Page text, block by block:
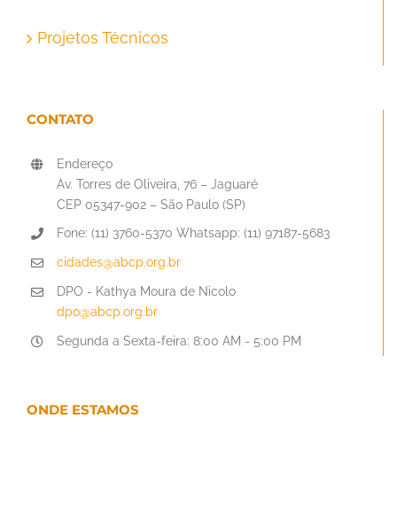
Projetos Técnicos
CONTATO
Endereço
Av. Torres de Oliveira, 76 – Jaguaré
CEP 05347-902 – São Paulo (SP)
Fone: (11) 3760-5370 Whatsapp: (11) 97187-5683
cidades@abcp.org.br
DPO - Kathya Moura de Nicolo
dpo@abcp.org.br
Segunda a Sexta-feira: 8:00 AM - 5:00 PM
ONDE ESTAMOS